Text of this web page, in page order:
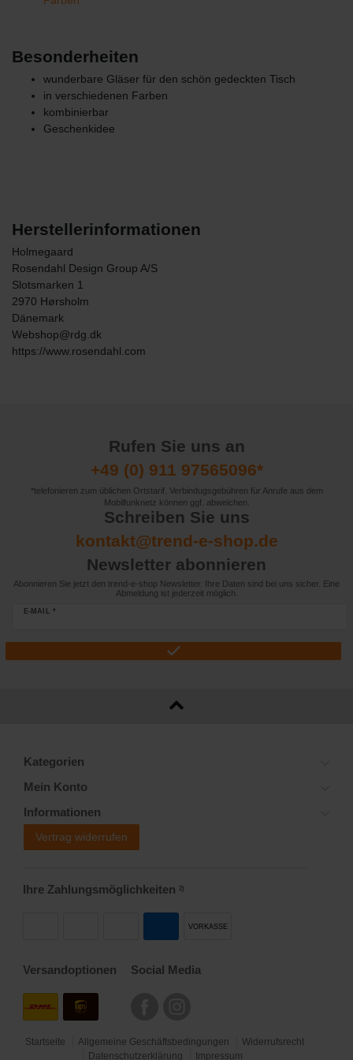
Besonderheiten
wunderbare Gläser für den schön gedeckten Tisch
in verschiedenen Farben
kombinierbar
Geschenkidee
Herstellerinformationen
Holmegaard
Rosendahl Design Group A/S
Slotsmarken 1
2970 Hørsholm
Dänemark
Webshop@rdg.dk
https://www.rosendahl.com
Rufen Sie uns an
+49 (0) 911 97565096*
*telefonieren zum üblichen Ortstarif. Verbindugsgebühren für Anrufe aus dem
Mobilfunknetz können ggf. abweichen.
Schreiben Sie uns
kontakt@trend-e-shop.de
Newsletter abonnieren
Abonnieren Sie jetzt den trend-e-shop Newsletter. Ihre Daten sind bei uns sicher. Eine
Abmeldung ist jederzeit möglich.
E-MAIL *
Kategorien
Mein Konto
Informationen
Vertrag widerrufen
Ihre Zahlungsmöglichkeiten 2)
VORKASSE
Versandoptionen Social Media
Startseite Allgemeine Geschäftsbedingungen
Widerrufsrecht
Datenschutzerklärung
Impressum